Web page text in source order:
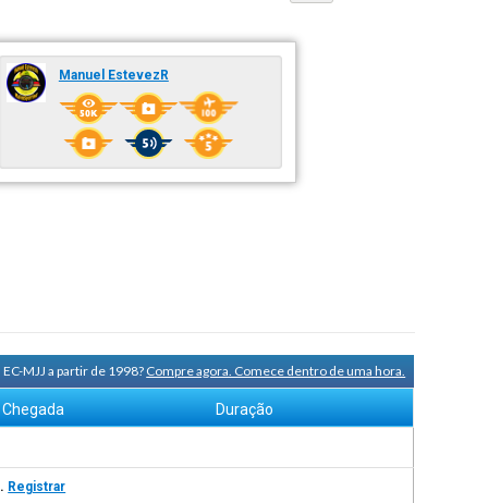
Manuel EstevezR
MJJ a partir de 1998?Compre agora. Comece dentro de uma hora.
Chegada Duração
Registrar